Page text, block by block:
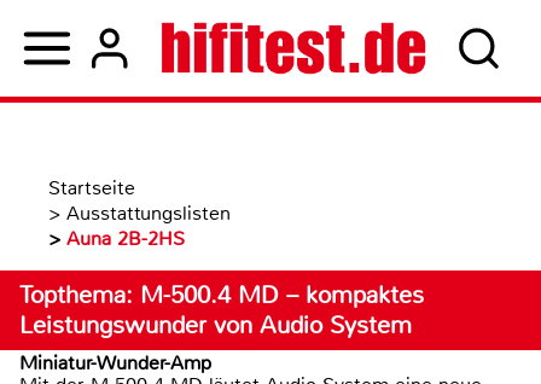
Startseite
> Ausstattungslisten
> Auna 2B-2HS
Topthema: M-500.4 MD – kompaktes
Leistungswunder von Audio System
Miniatur-Wunder-Amp